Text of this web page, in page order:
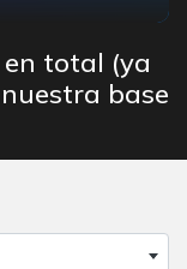
total (ya
base